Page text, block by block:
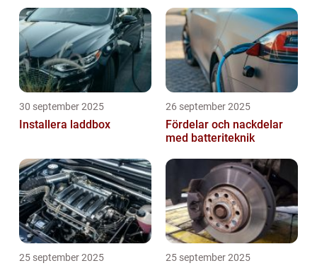
30 september 2025
Installera laddbox
26 september 2025
Fördelar och nackdelar
med batteriteknik
25 september 2025 25 september 2025